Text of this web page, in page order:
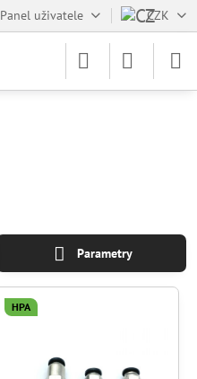
Panel uživatele CZK
Parametry
HPA